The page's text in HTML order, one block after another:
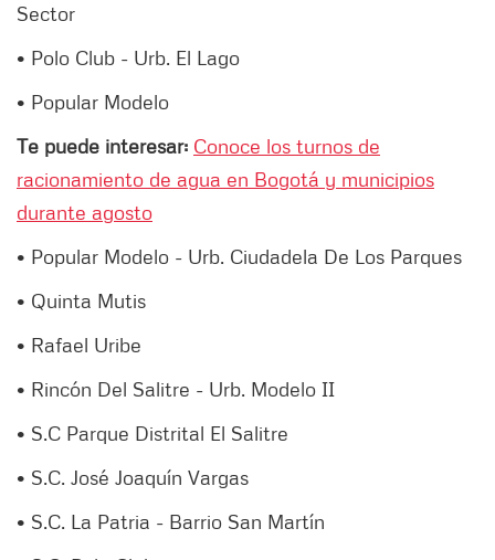
Sector
• Polo Club - Urb. El Lago
• Popular Modelo
Te puede interesar: Conoce los turnos de
racionamiento de agua en Bogotá y municipios
durante agosto
• Popular Modelo - Urb. Ciudadela De Los Parques
• Quinta Mutis
• Rafael Uribe
• Rincón Del Salitre - Urb. Modelo II
• S.C Parque Distrital El Salitre
• S.C. José Joaquín Vargas
• S.C. La Patria - Barrio San Martín